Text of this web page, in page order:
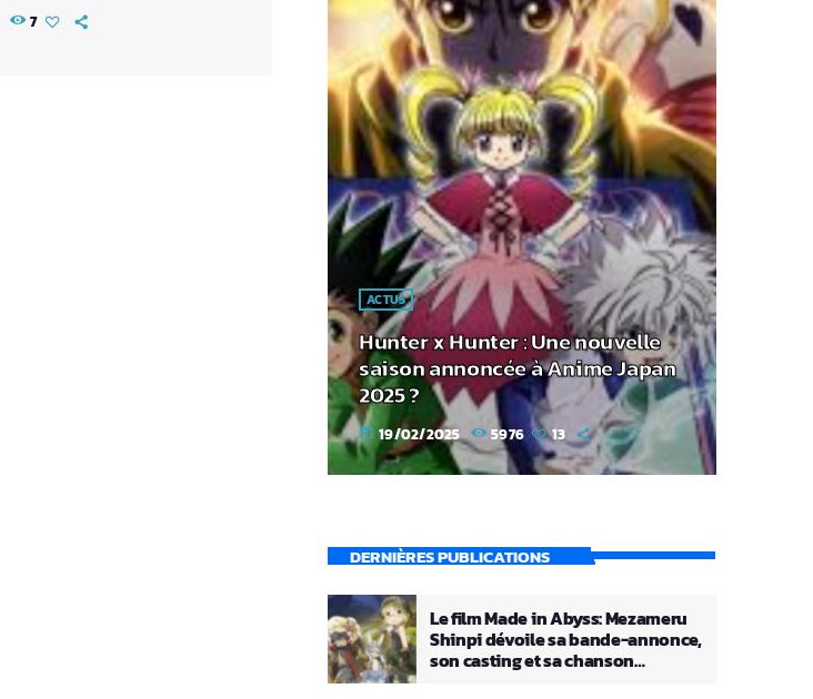
7
ACTUS
Hunter x Hunter : Une nouvelle
saison annoncée à Anime Japan
2025 ?
today 19/02/2025 5976 13
DERNIÈRES PUBLICATIONS
Le film Made in Abyss: Mezameru
Shinpi dévoile sa bande-annonce,
son casting et sa chanson